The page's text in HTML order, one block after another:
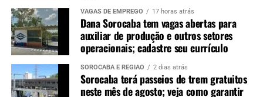
VAGAS DE EMPREGO 17 horas atrás
Dana Sorocaba tem vagas abertas para
auxiliar de produção e outros setores
operacionais; cadastre seu currículo
SOROCABA E REGIÃO 2 dias atrás
Sorocaba terá passeios de trem gratuitos
neste mês de agosto; veja como garantir